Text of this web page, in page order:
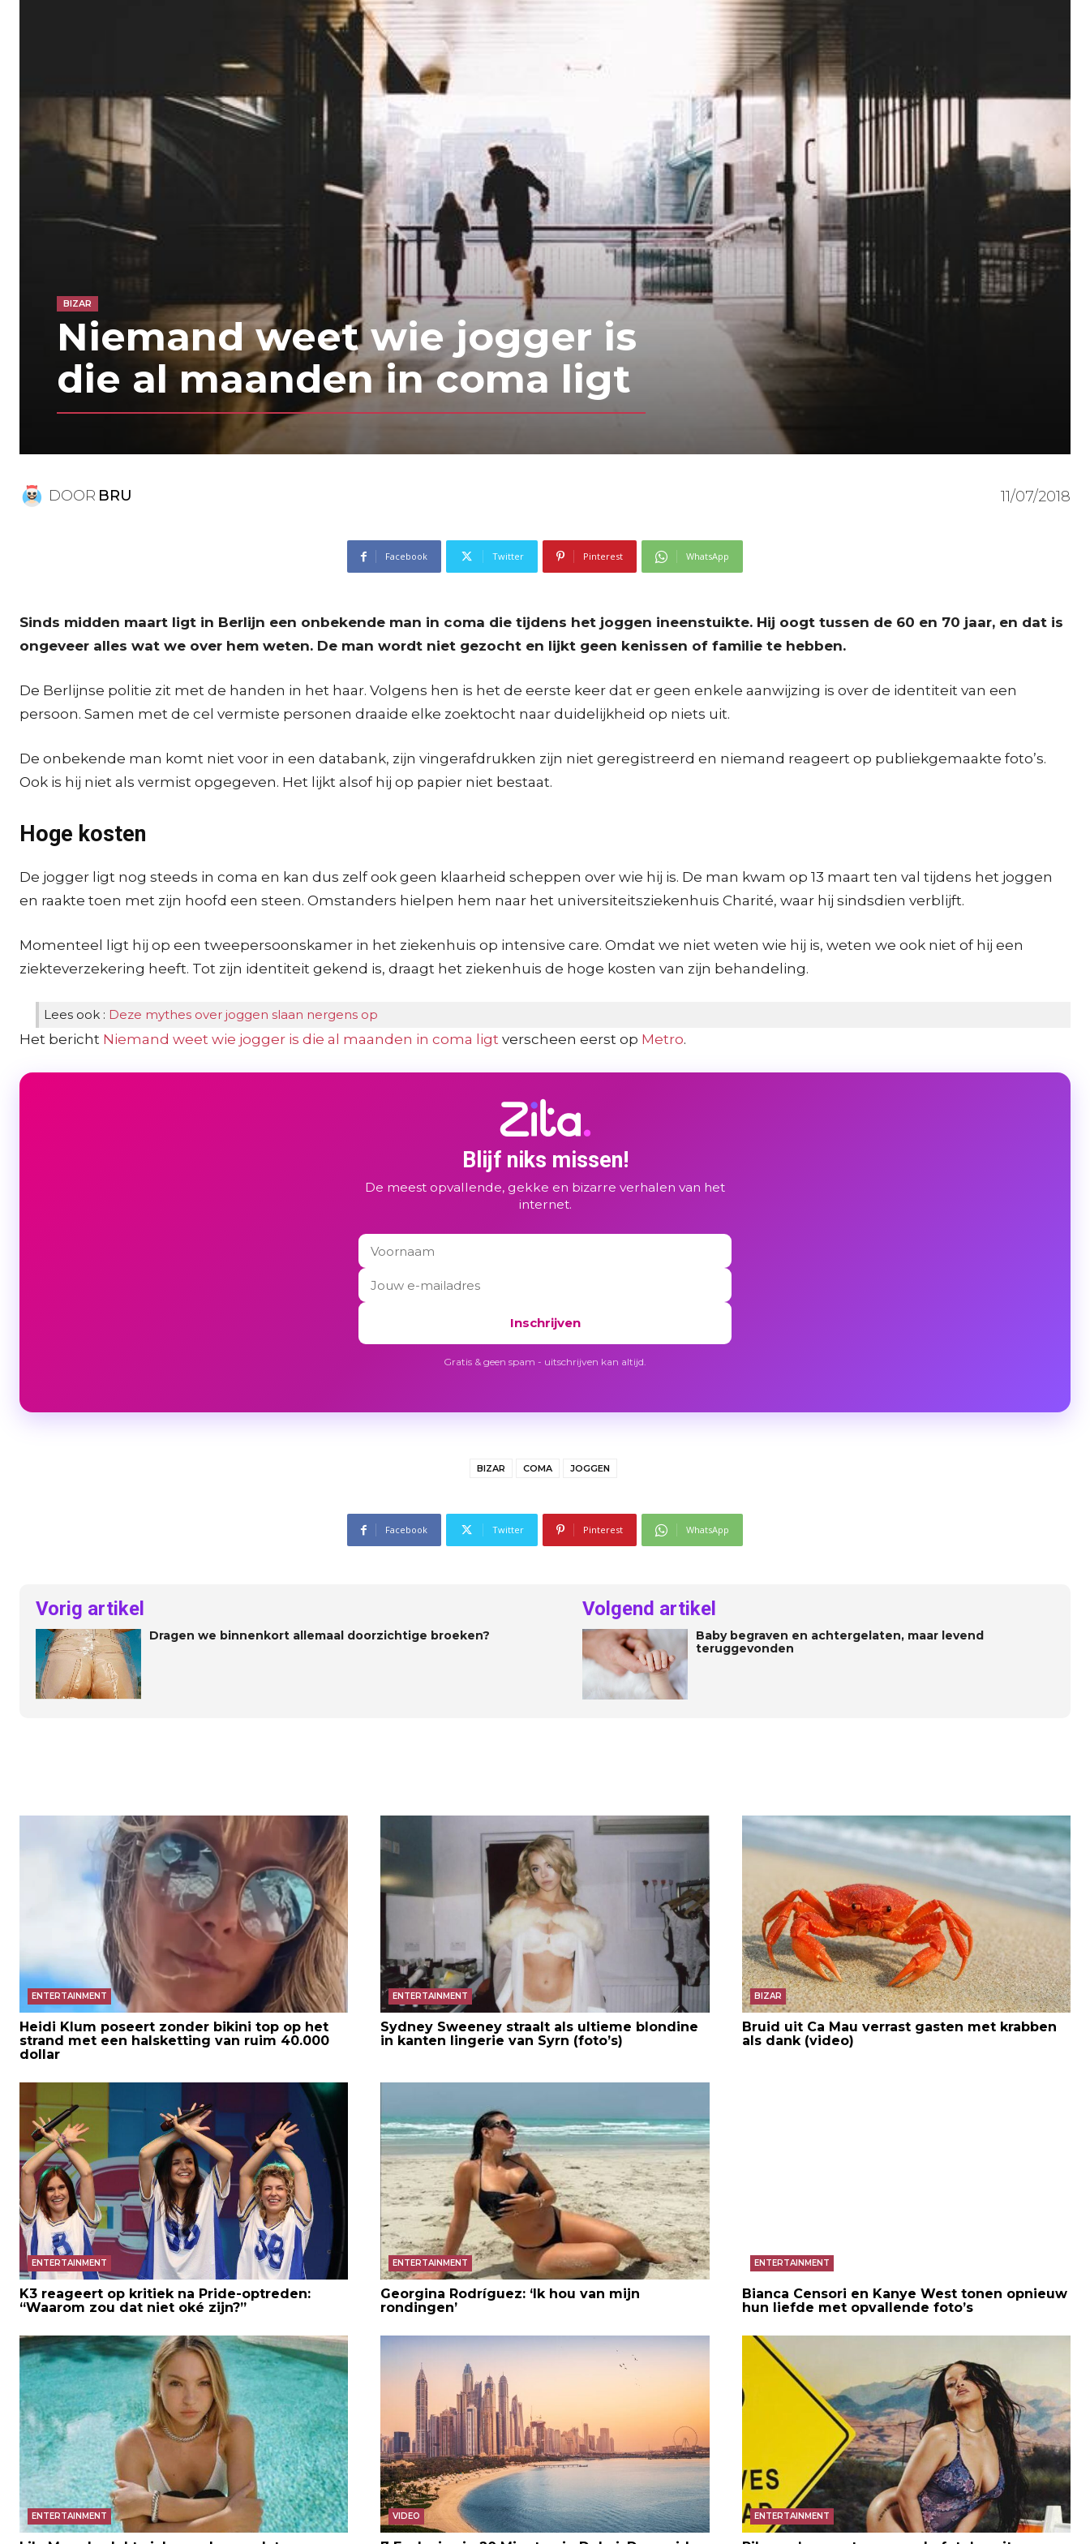
BIZAR
Niemand weet wie jogger is
die al maanden in coma ligt
DOOR BRU 11/07/2018
Facebook Twitter Pinterest WhatsApp
Sinds midden maart ligt in Berlijn een onbekende man in coma die tijdens het joggen ineenstuikte. Hij oogt tussen de 60 en 70 jaar, en dat is
ongeveer alles wat we over hem weten. De man wordt niet gezocht en lijkt geen kenissen of familie te hebben.
De Berlijnse politie zit met de handen in het haar. Volgens hen is het de eerste keer dat er geen enkele aanwijzing is over de identiteit van een
persoon. Samen met de cel vermiste personen draaide elke zoektocht naar duidelijkheid op niets uit.
De onbekende man komt niet voor in een databank, zijn vingerafdrukken zijn niet geregistreerd en niemand reageert op publiekgemaakte foto’s.
Ook is hij niet als vermist opgegeven. Het lijkt alsof hij op papier niet bestaat.
Hoge kosten
De jogger ligt nog steeds in coma en kan dus zelf ook geen klaarheid scheppen over wie hij is. De man kwam op 13 maart ten val tijdens het joggen
en raakte toen met zijn hoofd een steen. Omstanders hielpen hem naar het universiteitsziekenhuis Charité, waar hij sindsdien verblijft.
Momenteel ligt hij op een tweepersoonskamer in het ziekenhuis op intensive care. Omdat we niet weten wie hij is, weten we ook niet of hij een
ziekteverzekering heeft. Tot zijn identiteit gekend is, draagt het ziekenhuis de hoge kosten van zijn behandeling.
Lees ook : Deze mythes over joggen slaan nergens op
Het bericht Niemand weet wie jogger is die al maanden in coma ligt verscheen eerst op Metro.
Blijf niks missen!
De meest opvallende, gekke en bizarre verhalen van het
internet.
Inschrijven
Gratis & geen spam - uitschrijven kan altijd.
BIZAR COMA JOGGEN
Facebook Twitter Pinterest WhatsApp
Vorig artikel
Dragen we binnenkort allemaal doorzichtige broeken?
Volgend artikel
Baby begraven en achtergelaten, maar levend
teruggevonden
ENTERTAINMENT
Heidi Klum poseert zonder bikini top op het
strand met een halsketting van ruim 40.000
dollar
ENTERTAINMENT
Sydney Sweeney straalt als ultieme blondine
in kanten lingerie van Syrn (foto’s)
BIZAR
Bruid uit Ca Mau verrast gasten met krabben
als dank (video)
ENTERTAINMENT
K3 reageert op kritiek na Pride-optreden:
“Waarom zou dat niet oké zijn?”
ENTERTAINMENT
Georgina Rodríguez: ‘Ik hou van mijn
rondingen’
ENTERTAINMENT
Bianca Censori en Kanye West tonen opnieuw
hun liefde met opvallende foto’s
ENTERTAINMENT VIDEO ENTERTAINMENT